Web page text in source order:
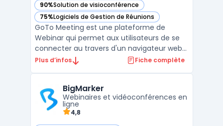
90%Solution de visioconférence
— voir GoTo Meeting dans cette catégorie
75%Logiciels de Gestion de Réunions
— voir GoTo Meeting dans cette catégorie
GoTo Meeting est une plateforme de
Webinar qui permet aux utilisateurs de se
connecter au travers d'un navigateur web
ou d'une application mobile. Elle offre des
session en ligne. L'interface de GoTo
Meeting e ...
Plus d’infos Fiche complète
BigMarker
Webinaires et vidéoconférences en
ligne
4,8